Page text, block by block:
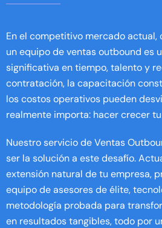
En el competitivo mercado
un equipo de ventas outbound es
significativa en tiempo, talento y
contratación, la capacitación
los costos operativos pueden
realmente importa: hacer crecer
Nuestro servicio de Ventas
ser la solución a este desafío.
extensión natural de tu empresa,
equipo de asesores de élite,
metodología probada para
en resultados tangibles, todo por